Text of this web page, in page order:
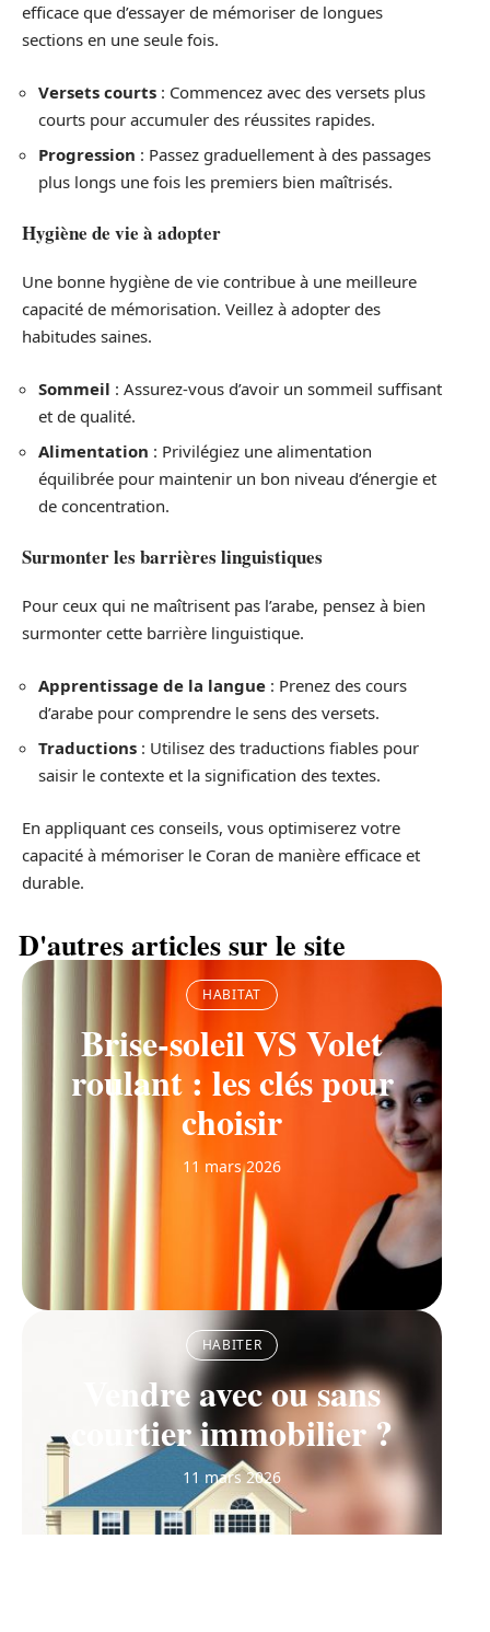
efficace que d’essayer de mémoriser de longues
sections en une seule fois.
Versets courts : Commencez avec des versets plus
courts pour accumuler des réussites rapides.
Progression : Passez graduellement à des passages
plus longs une fois les premiers bien maîtrisés.
Hygiène de vie à adopter
Une bonne hygiène de vie contribue à une meilleure
capacité de mémorisation. Veillez à adopter des
habitudes saines.
Sommeil : Assurez-vous d’avoir un sommeil suffisant
et de qualité.
Alimentation : Privilégiez une alimentation
équilibrée pour maintenir un bon niveau d’énergie et
de concentration.
Surmonter les barrières linguistiques
Pour ceux qui ne maîtrisent pas l’arabe, pensez à bien
surmonter cette barrière linguistique.
Apprentissage de la langue : Prenez des cours
d’arabe pour comprendre le sens des versets.
Traductions : Utilisez des traductions fiables pour
saisir le contexte et la signification des textes.
En appliquant ces conseils, vous optimiserez votre
capacité à mémoriser le Coran de manière efficace et
durable.
D'autres articles sur le site
HABITAT
Brise-soleil VS Volet
roulant : les clés pour
choisir
11 mars 2026
HABITER
Vendre avec ou sans
courtier immobilier ?
11 mars 2026